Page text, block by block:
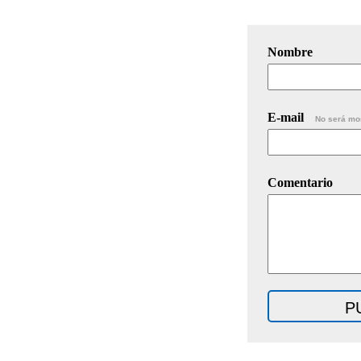
Nombre
E-mail No será
Comentario